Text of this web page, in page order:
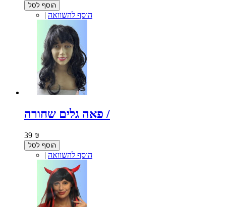
הוסף לסל
| הוסף להשוואה
פאה גלים שחורה /
39 ₪
הוסף לסל
| הוסף להשוואה